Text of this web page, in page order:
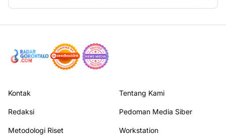
Kontak Tentang Kami
Redaksi Pedoman Media Siber
Metodologi Riset Workstation